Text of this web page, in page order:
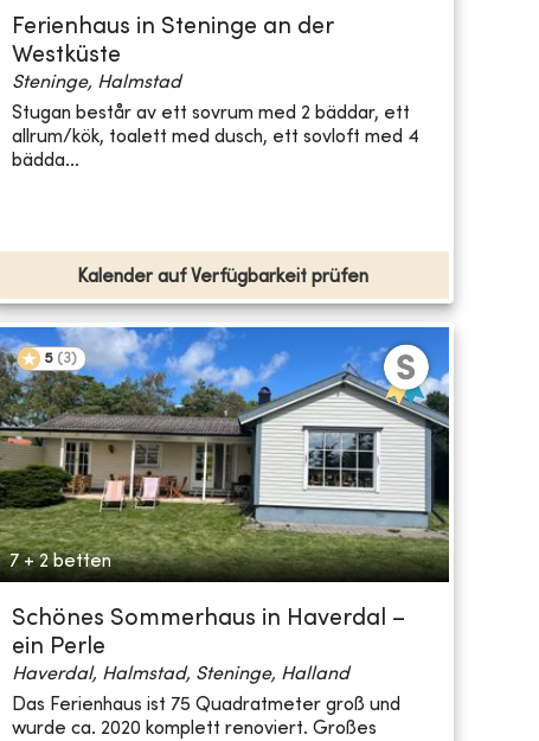
Ferienhaus in Steninge an der
Westküste
Steninge, Halmstad
Stugan består av ett sovrum med 2 bäddar, ett
allrum/kök, toalett med dusch, ett sovloft med 4
bädda...
Kalender auf Verfügbarkeit prüfen
5 (3)
7 + 2 betten
Schönes Sommerhaus in Haverdal –
ein Perle
Haverdal, Halmstad, Steninge, Halland
Das Ferienhaus ist 75 Quadratmeter groß und
wurde ca. 2020 komplett renoviert. Großes